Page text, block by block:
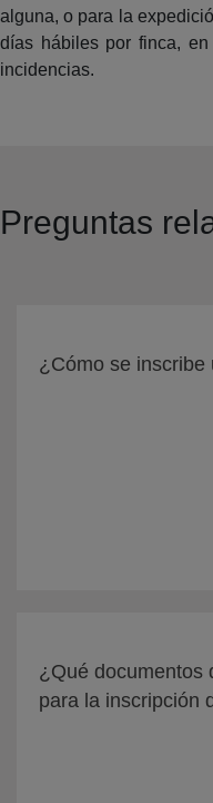
alguna, o para la
días hábiles por finca,
incidencias.
Preguntas
¿Cómo se inscribe
¿Qué documentos
para la inscripción